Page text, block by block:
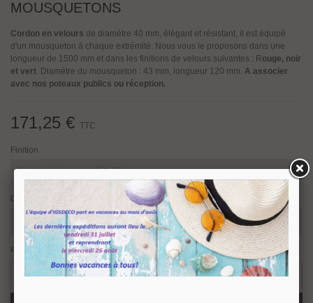
MOUSQUETONS
Cordon en velours de diamètre 40 mm, élégant et résistant, il est équipé
d'un mousqueton à chaque extrémité. Nous vous le proposons dans une
longueur de 1500 mm et dans les finitions de velours suivantes : Rouge, noir
et vert. Diamètre du mousqueton : 43 mm, longueur 120 mm. A associer
avec nos poteaux publics ou réception.
171,25 € TTC
Finition
Couleur
en stock : expédition sous 24/48 heures. 1 Article